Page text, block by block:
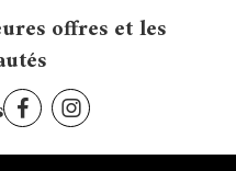
offres et les